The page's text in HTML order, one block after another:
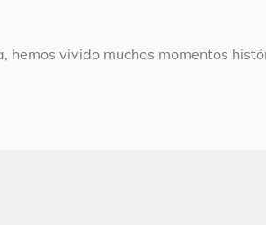
hemos vivido muchos momentos